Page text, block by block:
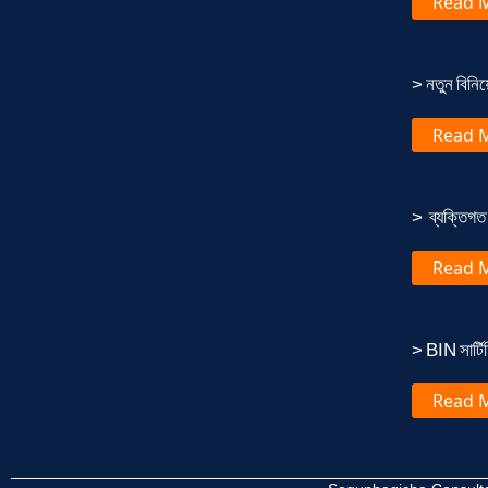
> নতুন
Read
> ব্যক্তিগত
Read
> BIN
Read